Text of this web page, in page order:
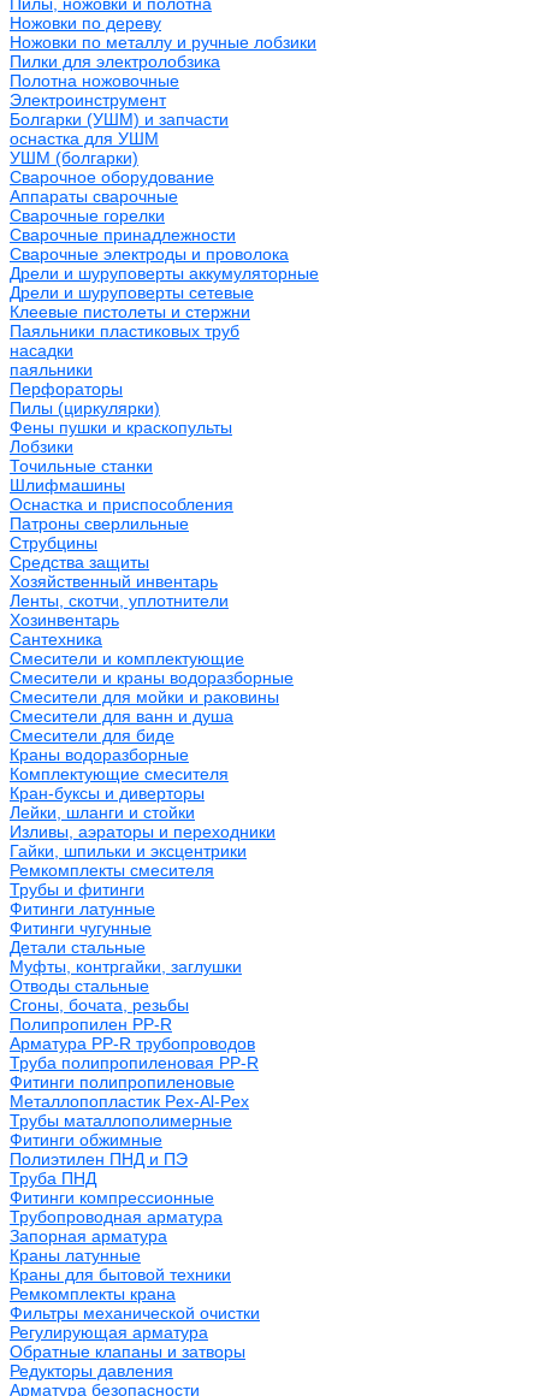
Ножовки по дереву
Ножовки по металлу и ручные лобзики
Пилки для электролобзика
Полотна ножовочные
Электроинструмент
Болгарки (УШМ) и запчасти
оснастка для УШМ
УШМ (болгарки)
Сварочное оборудование
Аппараты сварочные
Сварочные горелки
Сварочные принадлежности
Сварочные электроды и проволока
Дрели и шуруповерты аккумуляторные
Дрели и шуруповерты сетевые
Клеевые пистолеты и стержни
Паяльники пластиковых труб
насадки
паяльники
Перфораторы
Пилы (циркулярки)
Фены пушки и краскопульты
Лобзики
Точильные станки
Шлифмашины
Оснастка и приспособления
Патроны сверлильные
Струбцины
Средства защиты
Хозяйственный инвентарь
Ленты, скотчи, уплотнители
Хозинвентарь
Сантехника
Смесители и комплектующие
Смесители и краны водоразборные
Смесители для мойки и раковины
Смесители для ванн и душа
Смесители для биде
Краны водоразборные
Комплектующие смесителя
Кран-буксы и диверторы
Лейки, шланги и стойки
Изливы, аэраторы и переходники
Гайки, шпильки и эксцентрики
Ремкомплекты смесителя
Трубы и фитинги
Фитинги латунные
Фитинги чугунные
Детали стальные
Муфты, контргайки, заглушки
Отводы стальные
Сгоны, бочата, резьбы
Полипропилен PP-R
Арматура PP-R трубопроводов
Труба полипропиленовая PP-R
Фитинги полипропиленовые
Металлопопластик Pex-Al-Pex
Трубы маталлополимерные
Фитинги обжимные
Полиэтилен ПНД и ПЭ
Труба ПНД
Фитинги компрессионные
Трубопроводная арматура
Запорная арматура
Краны латунные
Краны для бытовой техники
Ремкомплекты крана
Фильтры механической очистки
Регулирующая арматура
Обратные клапаны и затворы
Редукторы давления
Арматура безопасности